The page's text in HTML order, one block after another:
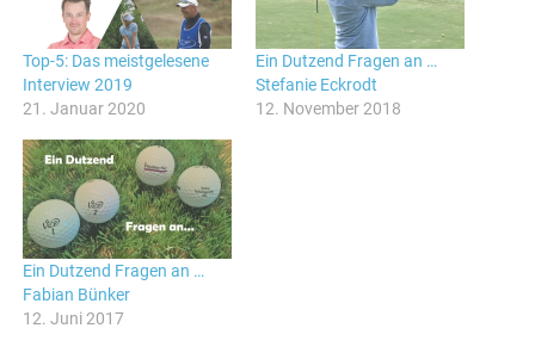
Top-5: Das meistgelesene
Interview 2019
21. Januar 2020
Ein Dutzend Fragen an …
Stefanie Eckrodt
12. November 2018
Ein Dutzend Fragen an …
Fabian Bünker
12. Juni 2017